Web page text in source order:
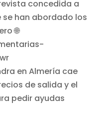
en Almería cae
de salida y el
pedir ayudas